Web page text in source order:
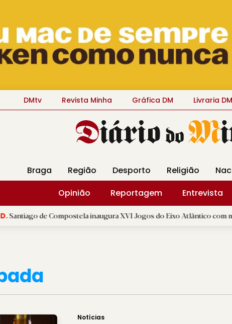
DMtv Revista Minha Gráfica DM Livraria DM
Braga Região Desporto Religião
Opinião
Reportagem Entrevista
Compostela inaugura XVI Jogos do Eixo Atlântico com mais de dois
Notícias